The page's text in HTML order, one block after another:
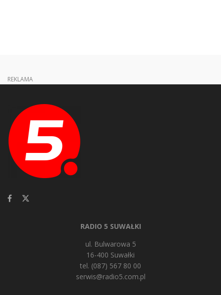
REKLAMA
RADIO 5 SUWAŁKI
ul. Bulwarowa 5
16-400 Suwałki
tel. (087) 567 80 00
serwis@radio5.com.pl